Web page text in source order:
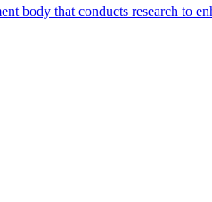
body that conducts research to